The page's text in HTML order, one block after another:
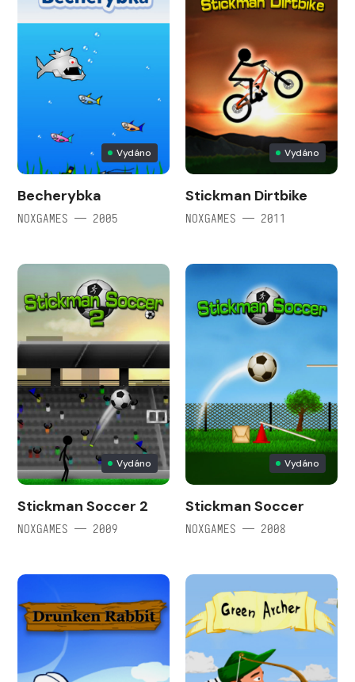
Vydáno
Becherybka
NOXGAMES — 2005
Vydáno
Stickman Dirtbike
NOXGAMES — 2011
Vydáno
Stickman Soccer 2
NOXGAMES — 2009
Vydáno
Stickman Soccer
NOXGAMES — 2008